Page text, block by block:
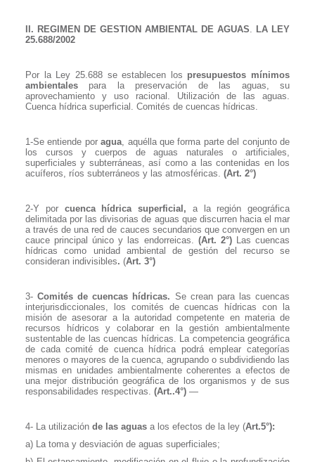
II. REGIMEN DE GESTION AMBIENTAL DE AGUAS. LA LEY
25.688/2002
Por la Ley 25.688 se establecen los presupuestos mínimos
ambientales para la preservación de las aguas, su
aprovechamiento y uso racional. Utilización de las aguas.
Cuenca hídrica superficial. Comités de cuencas hídricas.
1-Se entiende poragua, aquélla que forma parte del conjunto de
los cursos y cuerpos de aguas naturales o artificiales,
superficiales y subterráneas, así como a las contenidas en los
acuíferos, ríos subterráneos y las atmosféricas. (Art. 2°)
2-Y por cuenca hídrica superficial, a la región geográfica
delimitada por las divisorias de aguas que discurren hacia el mar
a través de una red de cauces secundarios que convergen en un
cauce principal único y las endorreicas. (Art. 2°) Las cuencas
hídricas como unidad ambiental de gestión del recurso se
consideran indivisibles. (Art. 3°)
3-Comités de cuencas hídricas. Se crean para las cuencas
interjurisdiccionales, los comités de cuencas hídricas con la
misión de asesorar a la autoridad competente en materia de
recursos hídricos y colaborar en la gestión ambientalmente
sustentable de las cuencas hídricas. La competencia geográfica
de cada comité de cuenca hídrica podrá emplear categorías
menores o mayores de la cuenca, agrupando o subdividiendo las
mismas en unidades ambientalmente coherentes a efectos de
una mejor distribución geográfica de los organismos y de sus
responsabilidades respectivas. (Art..4°) —
4- La utilización de las aguas a los efectos de la ley (Art.5°):
a) La toma y desviación de aguas superficiales;